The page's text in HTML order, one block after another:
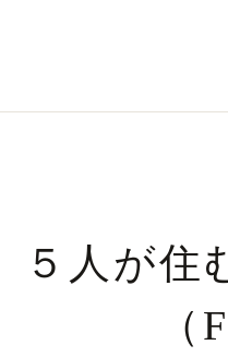
５人が住